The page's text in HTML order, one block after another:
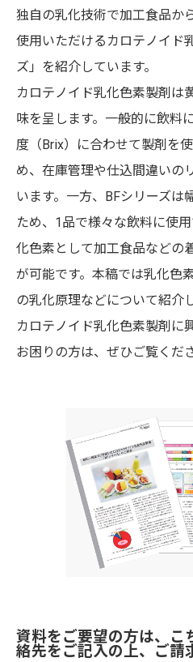
独自の乳化技術で加工食品か
使用いただけるカロテノイド
ズ」を紹介しています。
カロテノイド乳化色素製剤は
味を呈します。一般的に飲料
度（Brix）に合わせて製剤を
め、在庫管理や仕込間違いの
います。一方、BFシリーズは
ため、1品で様々な飲料に使
化色素として加工食品などの
が可能です。本稿では乳化色
の乳化原理などについて紹介
カロテノイド乳化色素製剤に
お困りの方は、ぜひご覧くだ
資料をご要望の方は、こ
絡先をご記入の上、ご請